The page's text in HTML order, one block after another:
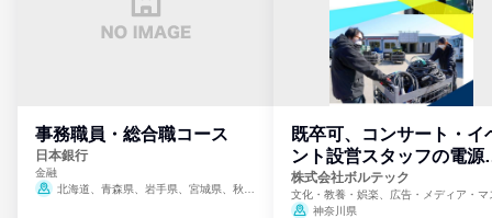
事務職員・総合職コース
日本銀行
金融
北海道、青森県、岩手県、宮城県、秋田
既卒可、コンサート・イ
ント設営スタッフの電源
門
株式会社ボルテック
文化・教養・娯楽、広告・メディア・マ
ミ、電力・ガス・水道・エネルギー
神奈川県